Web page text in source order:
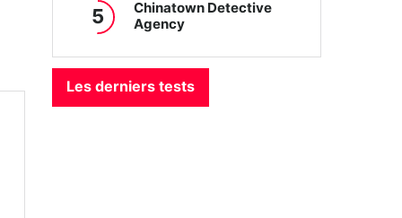
5
Chinatown Detective
Agency
Les derniers tests